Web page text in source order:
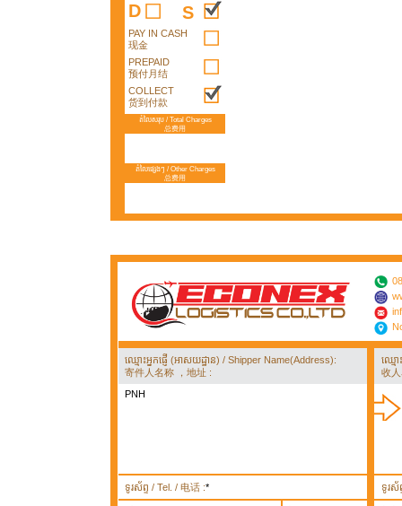
D S
PAY IN CASH
现金
PREPAID
预付月结
COLLECT
货到付款
តំលៃសរុប / Total Charges
总费用
តំលៃផ្សេងៗ / Other Charges
总费用
ឈ្មោះអ្នកផ្ញើ (អាសយដ្ឋាន) / Shipper Name(Address):
寄件人名称 ，地址 :
PNH
ឈ្មោ
收
ទូរស័ព្ទ / Tel. / 电话 :* ទូរស័